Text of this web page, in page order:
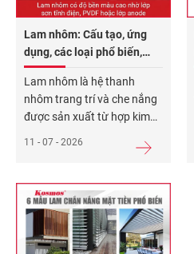
Lam nhôm: Cấu tạo, ứng
dụng, các loại phổ biến,
báo giá 2026
Lam nhôm là hệ thanh
nhôm trang trí và che nắng
được sản xuất từ hợp kim
nhôm 6063-T5 hoặc 6063-
5 ưu điểm: Trọng lượng nhẹ
(2,4 – 3,2kg/thanh 3m), độ
bền cơ học cao với tuổi thọ
15 – 25 năm, chịuXem
11 - 07 - 2026